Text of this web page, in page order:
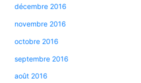
décembre 2016
novembre 2016
octobre 2016
septembre 2016
août 2016